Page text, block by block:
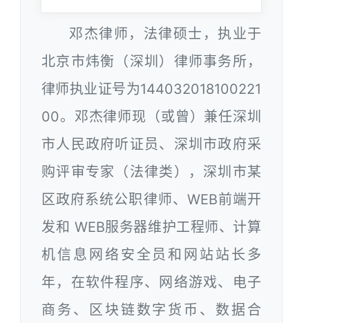
邓杰律师，法律硕士，执业于
北京市炜衡（深圳）律师事务所，
律师执业证号为144032018100221
00。邓杰律师现（或曾）兼任深圳
市人民政府听证员、深圳市政府采
购评审专家（法律类），深圳市某
区政府系统公职律师、WEB前端开
发和 WEB服务器维护工程师、计算
机信息网络安全员和网站站长多
年，在软件程序、网络游戏、电子
商务、区块链数字货币、数据合